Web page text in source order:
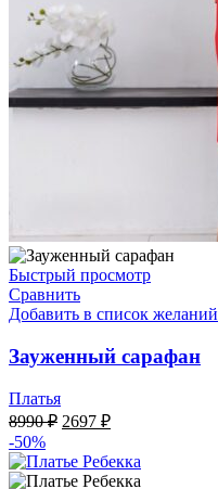
Быстрый просмотр
Сравнить
Добавить в список желаний
Зауженный сарафан
Платья
8990₽ Первоначальная
составляла
8990 ₽.
2697 ₽Текущая
2697 ₽.
-50%